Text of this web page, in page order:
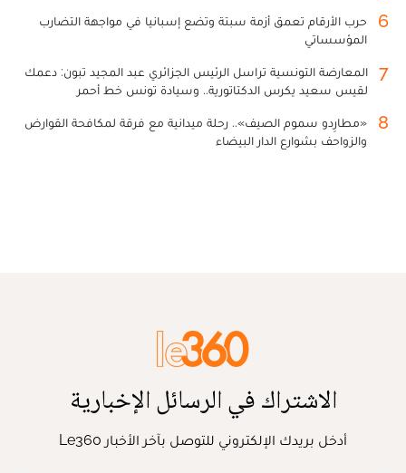
6
حرب الأرقام تعمق أزمة سبتة وتضع إسبانيا في مواجهة التضارب
المؤسساتي
7
المعارضة التونسية تراسل الرئيس الجزائري عبد المجيد تبون: دعمك
لقيس سعيد يكرس الدكتاتورية.. وسيادة تونس خط أحمر
8
«مطارِدو سموم الصيف».. رحلة ميدانية مع فرقة لمكافحة القوارض
والزواحف بشوارع الدار البيضاء
الاشتراك في الرسائل الإخبارية
أدخل بريدك الإلكتروني للتوصل بآخر الأخبار Le360